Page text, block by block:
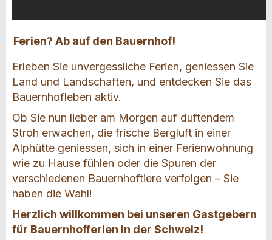
Ferien? Ab auf den Bauernhof!
Erleben Sie unvergessliche Ferien, geniessen Sie
Land und Landschaften, und entdecken Sie das
Bauernhofleben aktiv.
Ob Sie nun lieber am Morgen auf duftendem
Stroh erwachen, die frische Bergluft in einer
Alphütte geniessen, sich in einer Ferienwohnung
wie zu Hause fühlen oder die Spuren der
verschiedenen Bauernhoftiere verfolgen – Sie
haben die Wahl!
Herzlich willkommen bei unseren Gastgebern
für Bauernhofferien in der Schweiz!